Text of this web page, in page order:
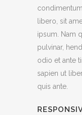
libero, sit
ipsum. Nam
pulvinar,
odio et ante
sapien ut
quis ante.